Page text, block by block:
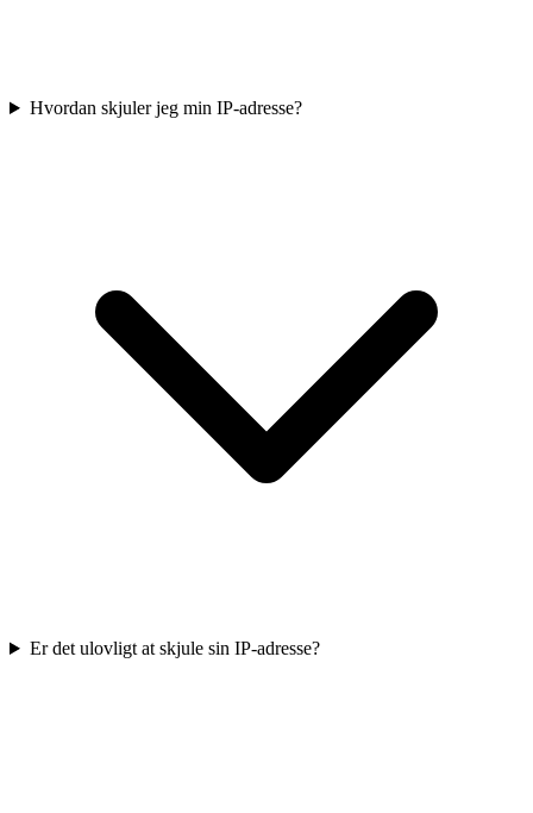
Hvordan skjuler jeg min IP-adresse?
Er det ulovligt at skjule sin IP-adresse?